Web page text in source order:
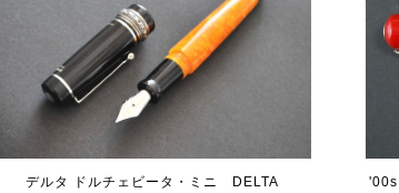
デルタ ドルチェビータ・ミニ DELTA
'00s